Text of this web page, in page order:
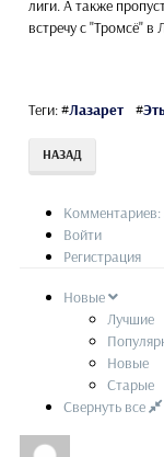
лиги. А также
встречу с "Тромсё" в
Теги:#Лазарет #
НАЗАД
Комментариев:
Войти
Регистрация
Новые
Лучшие
Новые
Старые
Свернуть все